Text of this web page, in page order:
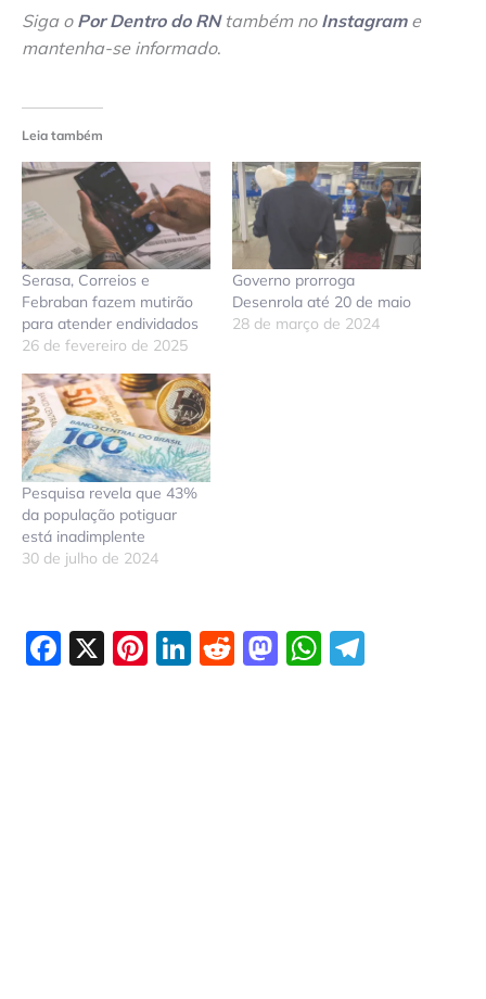
Siga o Por Dentro do RNtambém no Instagrame
mantenha-se informado.
Leia também
Serasa, Correios e
Febraban fazem mutirão
para atender endividados
26 de fevereiro de 2025
Governo prorroga
Desenrola até 20 de maio
28 de março de 2024
Pesquisa revela que 43%
da população potiguar
está inadimplente
30 de julho de 2024
Facebook
X Pinterest
LinkedIn
Reddit
Mastodon